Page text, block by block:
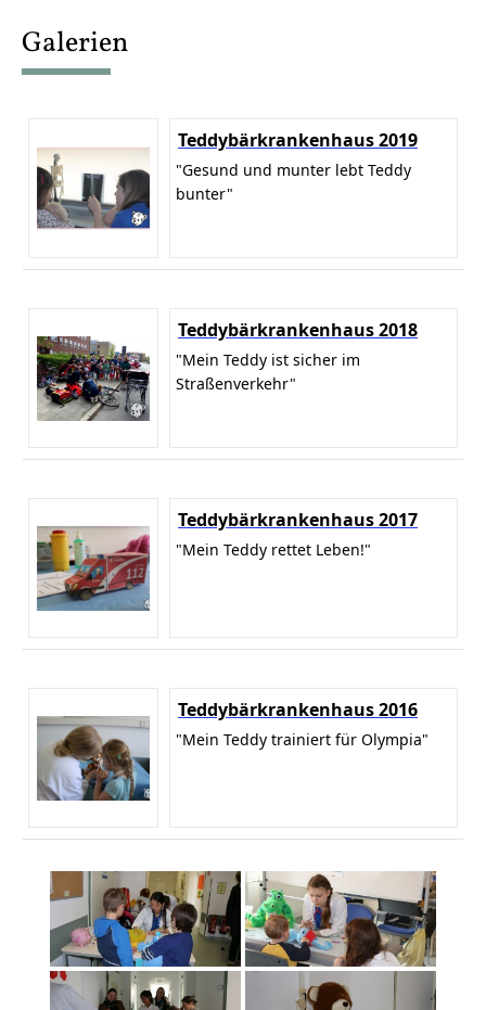
Galerien
Teddybärkrankenhaus 2019
"Gesund und munter lebt Teddy
bunter"
Teddybärkrankenhaus 2018
"Mein Teddy ist sicher im
Straßenverkehr"
Teddybärkrankenhaus 2017
"Mein Teddy rettet Leben!"
Teddybärkrankenhaus 2016
"Mein Teddy trainiert für Olympia"